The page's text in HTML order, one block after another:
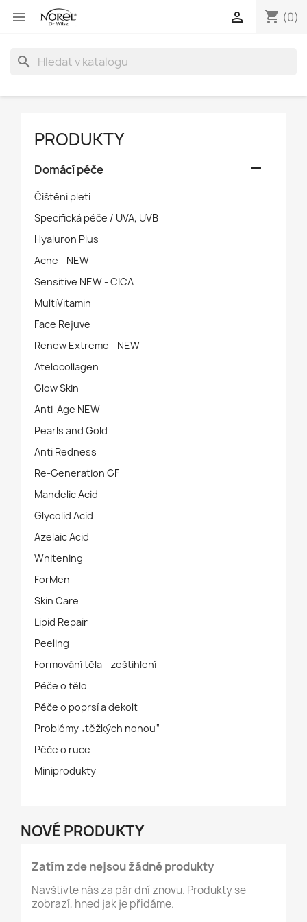
 shopping_cart (0)

search
PRODUKTY
Domácí péče 
Čištění pleti
Specifická péče / UVA, UVB
Hyaluron Plus
Acne - NEW
Sensitive NEW - CICA
MultiVitamin
Face Rejuve
Renew Extreme - NEW
Atelocollagen
Glow Skin
Anti-Age NEW
Pearls and Gold
Anti Redness
Re-Generation GF
Mandelic Acid
Glycolid Acid
Azelaic Acid
Whitening
ForMen
Skin Care
Lipid Repair
Peeling
Formování těla - zeštíhlení
Péče o tělo
Péče o poprsí a dekolt
Problémy „těžkých nohou“
Péče o ruce
Miniprodukty
NOVÉ PRODUKTY
Zatím zde nejsou žádné produkty
Navštivte nás za pár dní znovu. Produkty se
zobrazí, hned jak je přidáme.